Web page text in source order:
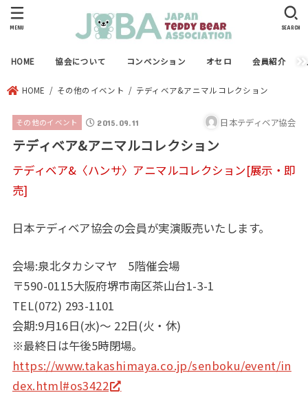
HOME 協会について コンベンション オセロ 会員紹介
SEARCH
MENU
HOME その他のイベント テディベア&アニマルコレクション
その他のイベント 2015.09.11 日本テディベア協会
テディベア&アニマルコレクション
テディベア&〈ハンサ〉アニマルコレクション[展示・即
売]
日本テディベア協会の会員が実演販売いたします。
会場:泉北タカシマヤ 5階催会場
〒590-0115大阪府堺市南区茶山台1-3-1
TEL(072) 293-1101
会期:9月16日(水)〜 22日(火・休)
※最終日は午後5時閉場。
https://www.takashimaya.co.jp/senboku/event/in
dex.html#os3422